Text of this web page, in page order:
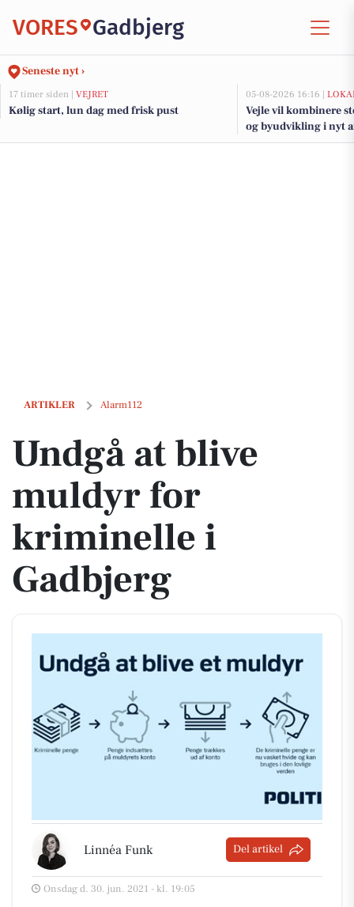
VORES Gadbjerg
Seneste nyt ›
17 timer siden | VEJRET
Kølig start, lun dag med frisk pust
05-08-2026 16:16 |
Vejle vil kombinere
og byudvikling i nyt
fjorden
ARTIKLER Alarm112
Undgå at blive muldyr for kriminelle i Gadbjerg
Undgå at blive
muldyr for
kriminelle i
Gadbjerg
Linnéa Funk Del artikel
Onsdag d. 30. jun. 2021 - kl. 19:05